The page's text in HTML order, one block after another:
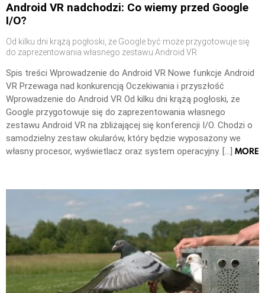
Android VR nadchodzi: Co wiemy przed Google
I/O?
Od kilku dni krążą pogłoski, że Google być może przygotowuje się
do zaprezentowania własnego zestawu Android VR
Spis treści Wprowadzenie do Android VR Nowe funkcje Android
VR Przewaga nad konkurencją Oczekiwania i przyszłość
Wprowadzenie do Android VR Od kilku dni krążą pogłoski, że
Google przygotowuje się do zaprezentowania własnego
zestawu Android VR na zbliżającej się konferencji I/O. Chodzi o
samodzielny zestaw okularów, który będzie wyposażony we
własny procesor, wyświetlacz oraz system operacyjny. […] MORE